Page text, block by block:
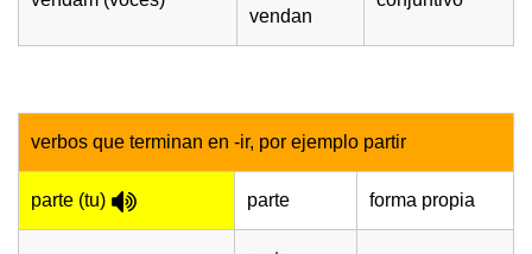
vendan
verbos que terminan en -ir, por ejemplo partir
parte (tu) parte forma propia